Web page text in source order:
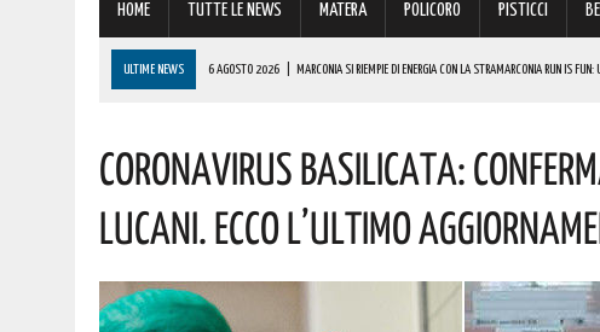
HOME TUTTE LE NEWS MATERA POLICORO PISTICCI
ULTIME NEWS 6 AGOSTO 2026 MARCONIA SI RIEMPIE DI ENERGIA CON LA STRAMARCONIA RUN IS
6 AGOSTO 2026 VALSINNI CELEBRA LA POETESSA ISABELLA MORRA CON DUE SPETTACOLI TEATRALI! ECCO
6 AGOSTO 2026 A FERRANDINA NUOVE ROTONDE E SPARTITRAFFICO PER MIGLIORARE IL DECORO URBANO E
Coronavirus Basilicata:
Lucani. Ecco L’ultimo